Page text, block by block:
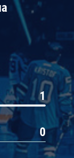
1
0